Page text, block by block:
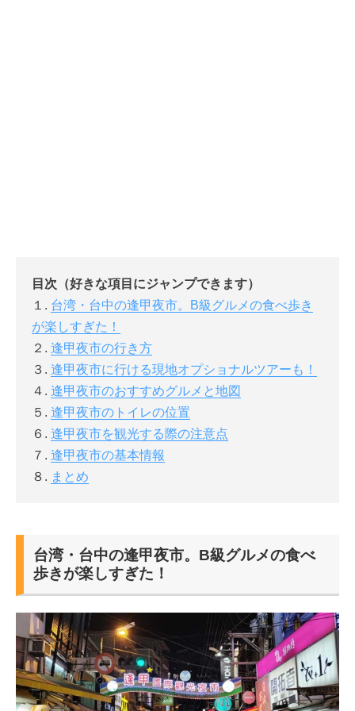
目次（好きな項目にジャンプできます）
１. 台湾・台中の逢甲夜市。B級グルメの食べ歩き
が楽しすぎた！
２. 逢甲夜市の行き方
３. 逢甲夜市に行ける現地オプショナルツアーも！
４. 逢甲夜市のおすすめグルメと地図
５. 逢甲夜市のトイレの位置
６. 逢甲夜市を観光する際の注意点
７. 逢甲夜市の基本情報
８. まとめ
台湾・台中の逢甲夜市。B級グルメの食べ
歩きが楽しすぎた！